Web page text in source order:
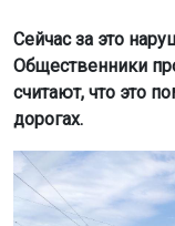
Сейчас за это
Общественники
считают, что это
дорогах.